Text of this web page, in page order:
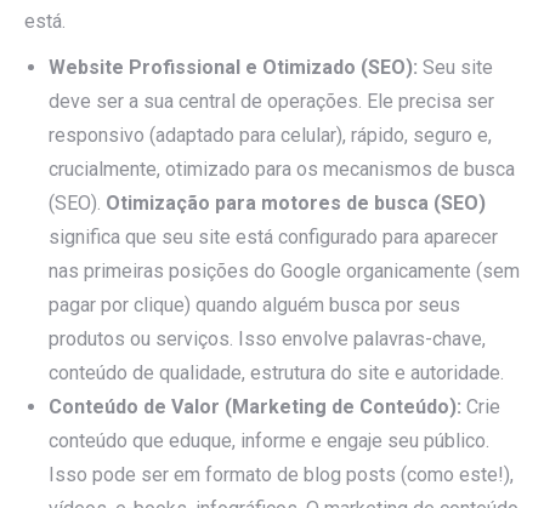
está.
Website Profissional e Otimizado (SEO): Seu site
deve ser a sua central de operações. Ele precisa ser
responsivo (adaptado para celular), rápido, seguro e,
crucialmente, otimizado para os mecanismos de busca
(SEO). Otimização para motores de busca (SEO)
significa que seu site está configurado para aparecer
nas primeiras posições do Google organicamente (sem
pagar por clique) quando alguém busca por seus
produtos ou serviços. Isso envolve palavras-chave,
conteúdo de qualidade, estrutura do site e autoridade.
Conteúdo de Valor (Marketing de Conteúdo): Crie
conteúdo que eduque, informe e engaje seu público.
Isso pode ser em formato de blog posts (como este!),